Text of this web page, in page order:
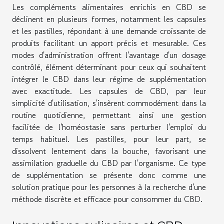
Les compléments alimentaires enrichis en CBD se
déclinent en plusieurs formes, notamment les capsules
et les pastilles, répondant à une demande croissante de
produits facilitant un apport précis et mesurable. Ces
modes d'administration offrent l'avantage d'un dosage
contrôlé, élément déterminant pour ceux qui souhaitent
intégrer le CBD dans leur régime de supplémentation
avec exactitude. Les capsules de CBD, par leur
simplicité d'utilisation, s'insèrent commodément dans la
routine quotidienne, permettant ainsi une gestion
facilitée de l'homéostasie sans perturber l'emploi du
temps habituel. Les pastilles, pour leur part, se
dissolvent lentement dans la bouche, favorisant une
assimilation graduelle du CBD par l'organisme. Ce type
de supplémentation se présente donc comme une
solution pratique pour les personnes à la recherche d'une
méthode discrète et efficace pour consommer du CBD.